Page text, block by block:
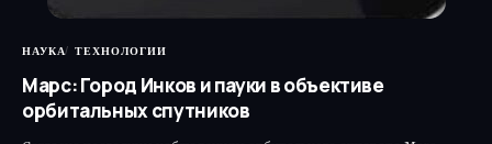
НАУКА ТЕХНОЛОГИИ
Марс: Город Инков и пауки в объективе
орбитальных спутников